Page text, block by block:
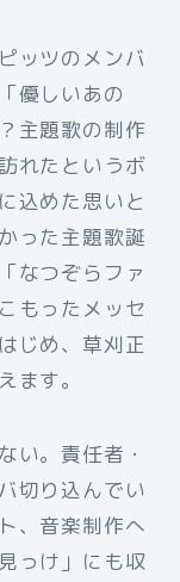
ッツのメンバ
優しいあの
主題歌の制作
れたというボ
込めた思いと
った主題歌誕
なつぞらファ
もったメッセ
じめ、草刈正
ます。
い。責任者・
切り込んでい
、音楽制作へ
っけ」にも収